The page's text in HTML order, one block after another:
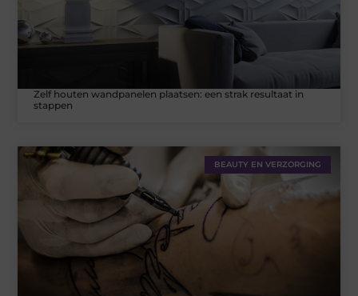
Zelf houten wandpanelen plaatsen: een strak resultaat in
stappen
BEAUTY EN VERZORGING